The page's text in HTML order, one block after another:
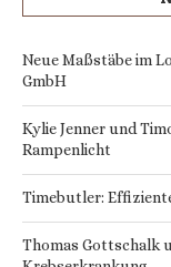
Neue Maßstäbe im
GmbH
Kylie Jenner und
Rampenlicht
Timebutler:
Thomas Gottschalk